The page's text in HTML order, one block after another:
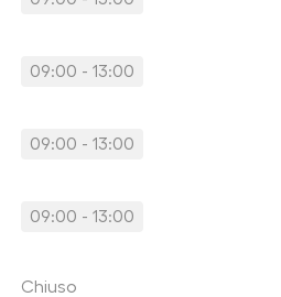
09:00 - 13:00
09:00 - 13:00
09:00 - 13:00
Chiuso